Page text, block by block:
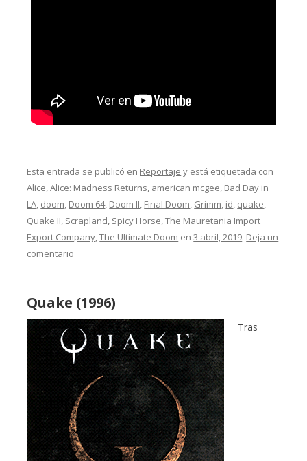
Esta entrada se publicó en Reportaje y está etiquetada con
Alice ,Alice: Madness Returns american mcgee Bad Day in
LA doom Doom 64, Doom II Final Doom Grimm id quake
Quake II Scrapland Spicy Horse ,The Mauretania Import
Export Company ,The Ultimate Doom en3 abril, 2019. Deja un
comentario
Quake (1996)
Tras